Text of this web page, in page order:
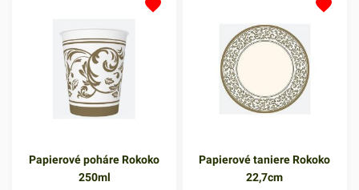
Papierové poháre Rokoko
250ml
Papierové taniere Rokoko
22,7cm